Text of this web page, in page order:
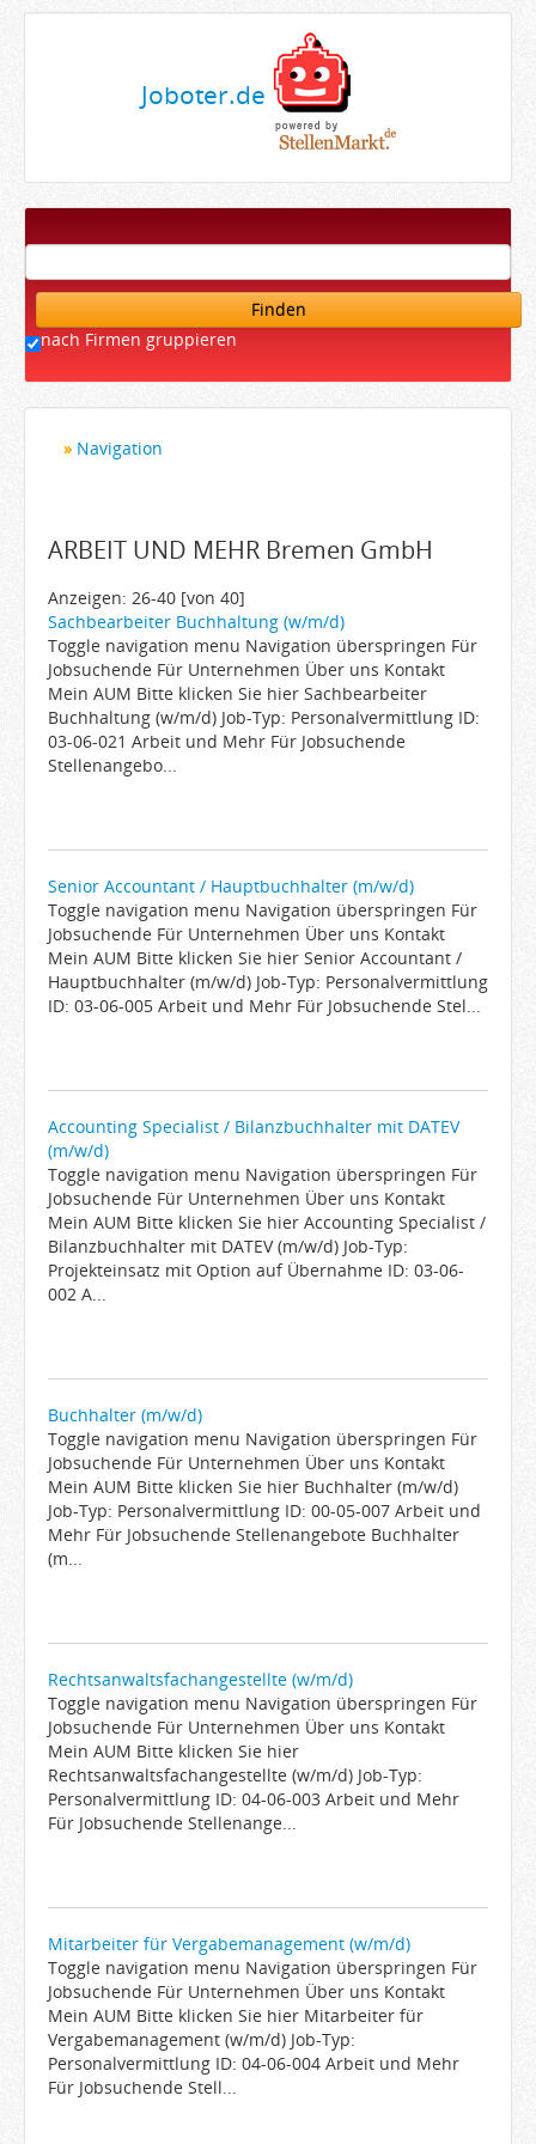
Joboter.de
Finden
nach Firmen gruppieren
Navigation
Arbeitgeber
Firmen von A-Z
Karrieremail
JobWiki
Berufe
Städte
Karriere
ARBEIT UND MEHR Bremen GmbH
Anzeigen: 26-40 [von 40]
Sachbearbeiter Buchhaltung (w/m/d)
Toggle navigation menu Navigation überspringen Für
Jobsuchende Für Unternehmen Über uns Kontakt
Mein AUM Bitte klicken Sie hier Sachbearbeiter
Buchhaltung (w/m/d) Job-Typ: Personalvermittlung ID:
03-06-021 Arbeit und Mehr Für Jobsuchende
Stellenangebo...
Senior Accountant / Hauptbuchhalter (m/w/d)
Toggle navigation menu Navigation überspringen Für
Jobsuchende Für Unternehmen Über uns Kontakt
Mein AUM Bitte klicken Sie hier Senior Accountant /
Hauptbuchhalter (m/w/d) Job-Typ: Personalvermittlung
ID: 03-06-005 Arbeit und Mehr Für Jobsuchende Stel...
Accounting Specialist / Bilanzbuchhalter mit DATEV
(m/w/d)
Toggle navigation menu Navigation überspringen Für
Jobsuchende Für Unternehmen Über uns Kontakt
Mein AUM Bitte klicken Sie hier Accounting Specialist /
Bilanzbuchhalter mit DATEV (m/w/d) Job-Typ:
Projekteinsatz mit Option auf Übernahme ID: 03-06-
002 A...
Buchhalter (m/w/d)
Toggle navigation menu Navigation überspringen Für
Jobsuchende Für Unternehmen Über uns Kontakt
Mein AUM Bitte klicken Sie hier Buchhalter (m/w/d)
Job-Typ: Personalvermittlung ID: 00-05-007 Arbeit und
Mehr Für Jobsuchende Stellenangebote Buchhalter
(m...
Rechtsanwaltsfachangestellte (w/m/d)
Toggle navigation menu Navigation überspringen Für
Jobsuchende Für Unternehmen Über uns Kontakt
Mein AUM Bitte klicken Sie hier
Rechtsanwaltsfachangestellte (w/m/d) Job-Typ:
Personalvermittlung ID: 04-06-003 Arbeit und Mehr
Für Jobsuchende Stellenange...
Mitarbeiter für Vergabemanagement (w/m/d)
Toggle navigation menu Navigation überspringen Für
Jobsuchende Für Unternehmen Über uns Kontakt
Mein AUM Bitte klicken Sie hier Mitarbeiter für
Vergabemanagement (w/m/d) Job-Typ:
Personalvermittlung ID: 04-06-004 Arbeit und Mehr
Für Jobsuchende Stell...